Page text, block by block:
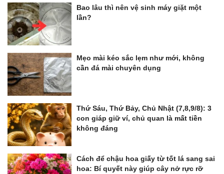
Bao lâu thì nên vệ sinh máy giặt một
lần?
Mẹo mài kéo sắc lẹm như mới, không
cần đá mài chuyên dụng
Thứ Sáu, Thứ Bảy, Chủ Nhật (7,8,9/8): 3
con giáp giữ ví, chủ quan là mất tiền
không đáng
Cách để chậu hoa giấy từ tốt lá sang sai
hoa: Bí quyết này giúp cây nở rực rỡ